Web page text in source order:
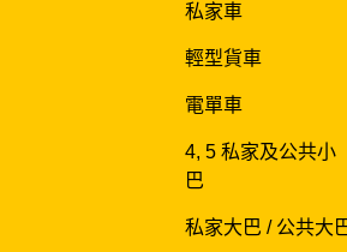
私家車
輕型貨車
電單車
4, 5 私家及公共小
巴
私家大巴 / 公共大